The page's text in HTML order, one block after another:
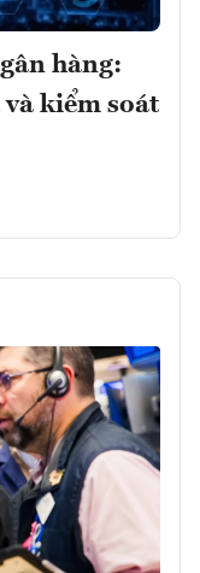
hàng:
kiểm soát